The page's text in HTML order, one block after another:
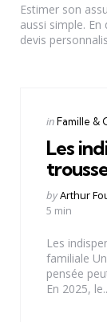
Estimer son
aussi simple.
devis
Categories
Posted
inFamille &
Les
Posted
by
byArthur
5 min
Les
familiale
pensée
En 2025,